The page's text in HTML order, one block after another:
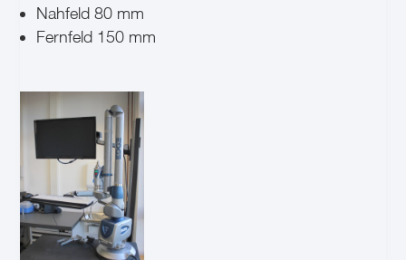
Nahfeld 80 mm
Fernfeld 150 mm